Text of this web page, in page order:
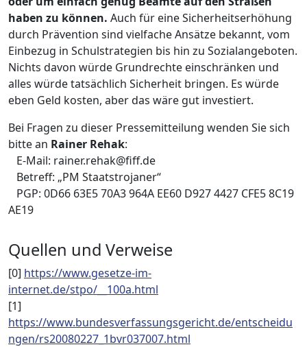
haben zu können. Auch für eine Sicherheitserhöhung
durch Prävention sind vielfache Ansätze bekannt, vom
Einbezug in Schulstrategien bis hin zu Sozialangeboten.
Nichts davon würde Grundrechte einschränken und
alles würde tatsächlich Sicherheit bringen. Es würde
eben Geld kosten, aber das wäre gut investiert.
Bei Fragen zu dieser Pressemitteilung wenden Sie sich
bitte an Rainer Rehak:
E-Mail: rainer.rehak@fiff.de
Betreff: „PM Staatstrojaner“
PGP: 0D66 63E5 70A3 964A EE60 D927 4427 CFE5 8C19
AE19
Quellen und Verweise
[0] https://www.gesetze-im-
internet.de/stpo/__100a.html
[1]
https://www.bundesverfassungsgericht.de/entscheidu
ngen/rs20080227_1bvr037007.html